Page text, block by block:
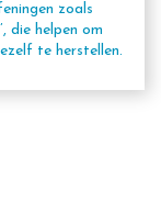
zoals
die helpen om
te herstellen.